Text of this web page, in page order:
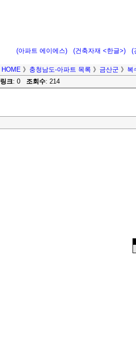
(아파트 에이에스) (건축자재 <한글>) (
HOME 》 충청남도-아파트 목록 》 금산군 》 복
링크: 0 조회수: 214